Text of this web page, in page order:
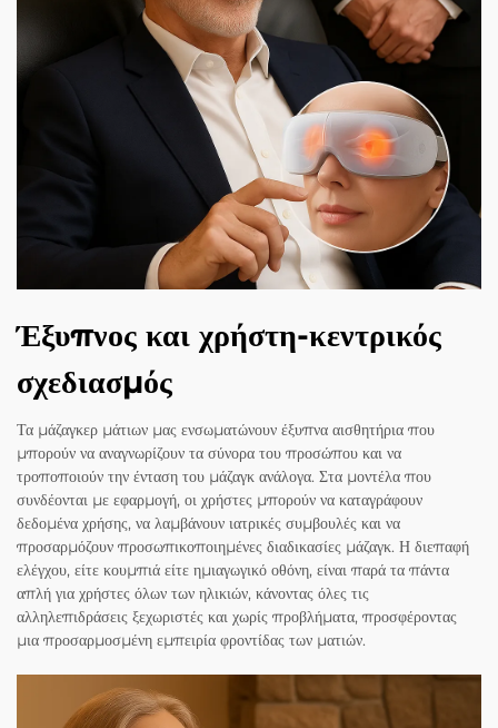
Έξυπνος και χρήστη-κεντρικός
σχεδιασμός
Τα μάζαγκερ μάτιων μας ενσωματώνουν έξυπνα αισθητήρια που
μπορούν να αναγνωρίζουν τα σύνορα του προσώπου και να
τροποποιούν την ένταση του μάζαγκ ανάλογα. Στα μοντέλα που
συνδέονται με εφαρμογή, οι χρήστες μπορούν να καταγράφουν
δεδομένα χρήσης, να λαμβάνουν ιατρικές συμβουλές και να
προσαρμόζουν προσωπικοποιημένες διαδικασίες μάζαγκ. Η διεπαφή
ελέγχου, είτε κουμπιά είτε ημιαγωγικό οθόνη, είναι παρά τα πάντα
απλή για χρήστες όλων των ηλικιών, κάνοντας όλες τις
αλληλεπιδράσεις ξεχωριστές και χωρίς προβλήματα, προσφέροντας
μια προσαρμοσμένη εμπειρία φροντίδας των ματιών.